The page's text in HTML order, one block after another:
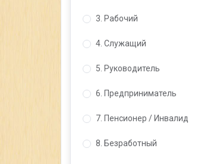
3. Рабочий
4. Служащий
5. Руководитель
6. Предприниматель
7. Пенсионер / Инвалид
8. Безработный